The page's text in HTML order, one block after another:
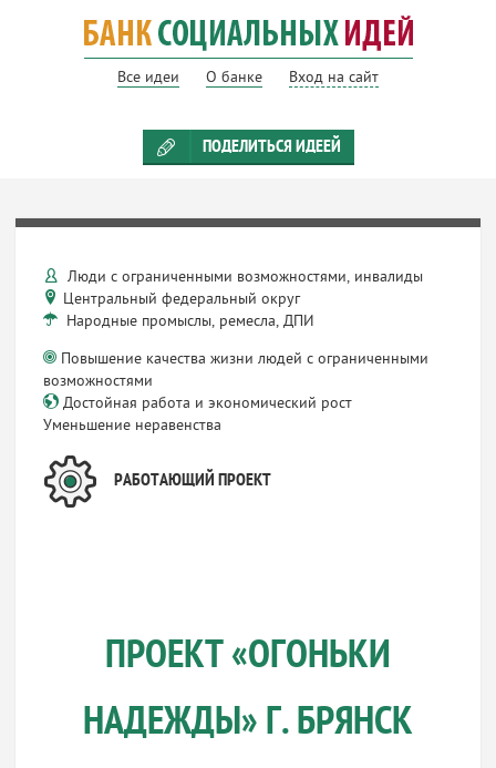
Все идеи О банке Вход на сайт
ПОДЕЛИТЬСЯ ИДЕЕЙ
Люди с ограниченными возможностями, инвалиды
Центральный федеральный округ
Народные промыслы, ремесла, ДПИ
Повышение качества жизни людей с ограниченными
возможностями
Достойная работа и экономический рост
Уменьшение неравенства
РАБОТАЮЩИЙ ПРОЕКТ
ПРОЕКТ «ОГОНЬКИ
НАДЕЖДЫ» Г. БРЯНСК